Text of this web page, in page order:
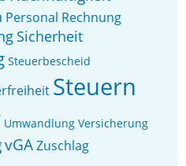
Personal Rechnung
Sicherheit
Steuerbescheid
Steuern
Umwandlung Versicherung
vGAZuschlag